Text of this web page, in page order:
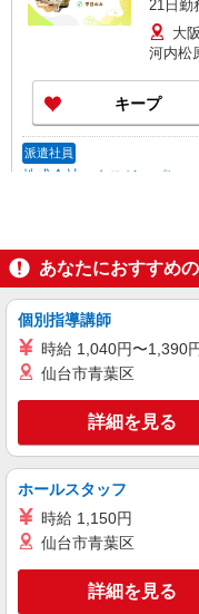
21日勤
大
河内松
勤OK
キープ
派遣社員
株式会社マクスジャパン
簡単
◆週払
大
正社員 職業紹介
株式会社リオン
アルミ
月
る）
キープ
あなたにおすすめ
個別指導講師
時給 1,040円〜1,390
仙台市青葉区
詳細を見る
ホールスタッフ
時給 1,150円
仙台市青葉区
詳細を見る